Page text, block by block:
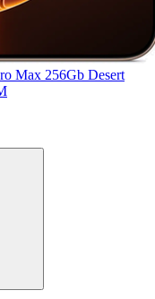
Max 256Gb Desert